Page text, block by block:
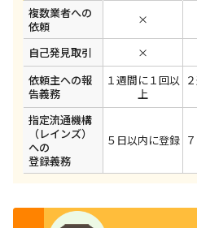
複数業者への
依頼
×
自己発見取引 ×
依頼主への報
告義務
１週間に１回以
上
指定流通機構
（レインズ）
への
登録義務
５日以内に登録